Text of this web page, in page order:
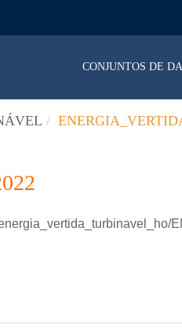
CONJUNTOS DE